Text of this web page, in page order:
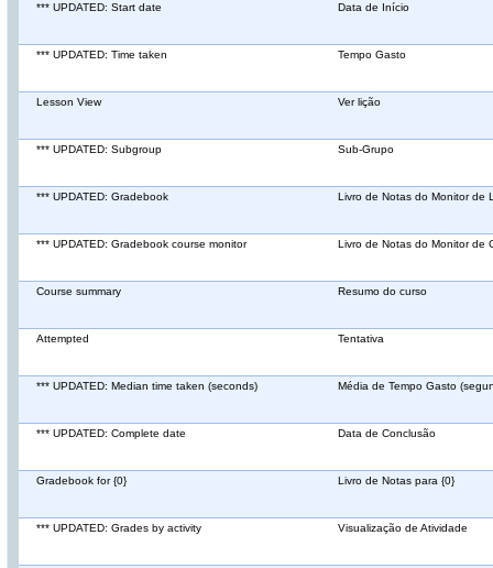
*** UPDATED: Start date Data de Início
*** UPDATED: Time taken Tempo Gasto
Lesson View Ver lição
*** UPDATED: Subgroup Sub-Grupo
*** UPDATED: Gradebook Livro de Notas do Monitor de
*** UPDATED: Gradebook course monitor Livro de Notas do Monitor de
Course summary Resumo do curso
Attempted Tentativa
*** UPDATED: Median time taken (seconds) Média de Tempo Gasto
*** UPDATED: Complete date Data de Conclusão
Gradebook for {0} Livro de Notas para {0}
*** UPDATED: Grades by activity Visualização de Atividade